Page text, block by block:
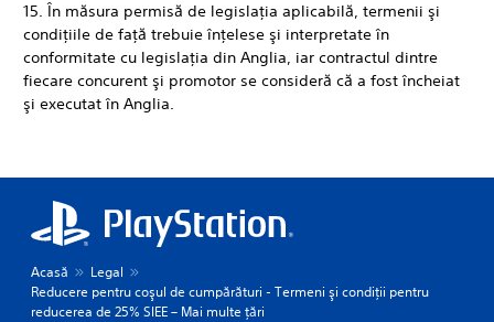
15. În măsura permisă de legislaţia aplicabilă, termenii şi
condiţiile de faţă trebuie înţelese şi interpretate în
conformitate cu legislaţia din Anglia, iar contractul dintre
fiecare concurent şi promotor se consideră că a fost încheiat
şi executat în Anglia.
Acasă
Legal
Reducere pentru coşul de cumpărături - Termeni şi condiţii pentru
reducerea de 25% SIEE – Mai multe ţări